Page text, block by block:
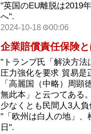
"英国のEU離脱は2019
へ".
2024-10-18 00:06
企業賠償責任保険と
"トランプ氏「解決方
圧力強化を要求 貿易是
「高麗国（中略）周
無此本」と云つてある
少なくとも民間人3人負
"「欧州は白人の地」
日".